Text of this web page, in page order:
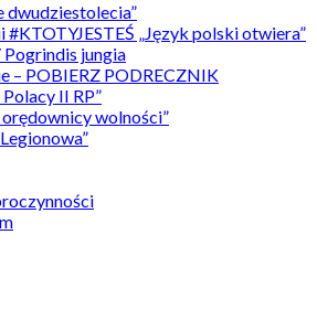
dwudziestolecia”
#KTOTYJESTEŚ „Język polski otwiera”
Pogrindis jungia
– POBIERZ PODRECZNIK
II RP”
wolności”